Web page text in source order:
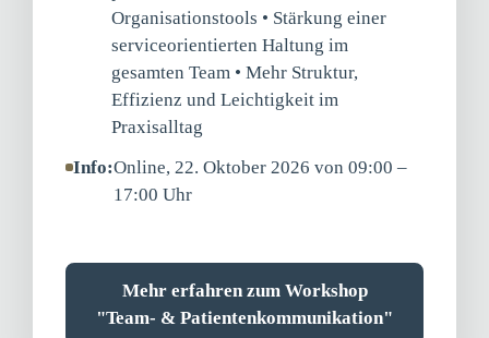
Organisationstools • Stärkung einer
serviceorientierten Haltung im
gesamten Team • Mehr Struktur,
Effizienz und Leichtigkeit im
Praxisalltag
Info:Online, 22. Oktober 2026 von 09:00 –
17:00 Uhr
Mehr erfahren zum Workshop
"Team- & Patientenkommunikation"